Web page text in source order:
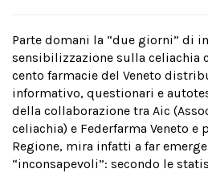
Parte domani la “due giorni” di
sensibilizzazione sulla celiachia
cento farmacie del Veneto
informativo, questionari e
della collaborazione tra Aic
celiachia) e Federfarma Veneto e
Regione, mira infatti a far
“inconsapevoli”: secondo le